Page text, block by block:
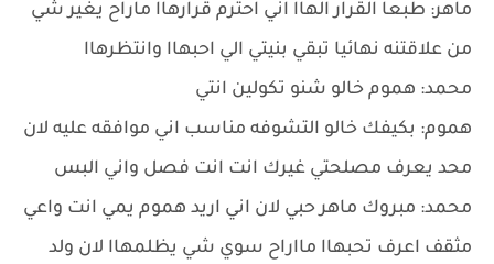
ماهر: طبعا القرار الهاا اني احترم قرارهاا ماراح يغير شي
من علاقتنه نهائيا تبقي بنيتي الي احبهاا وانتظرهاا
محمد: هموم خالو شنو تكولين انتي
هموم: بكيفك خالو التشوفه مناسب اني موافقه عليه لان
محد يعرف مصلحتي غيرك انت انت فصل واني البس
محمد: مبروك ماهر حبي لان اني اريد هموم يمي انت واعي
مثقف اعرف تحبهاا مااراح سوي شي يظلمهاا لان ولد